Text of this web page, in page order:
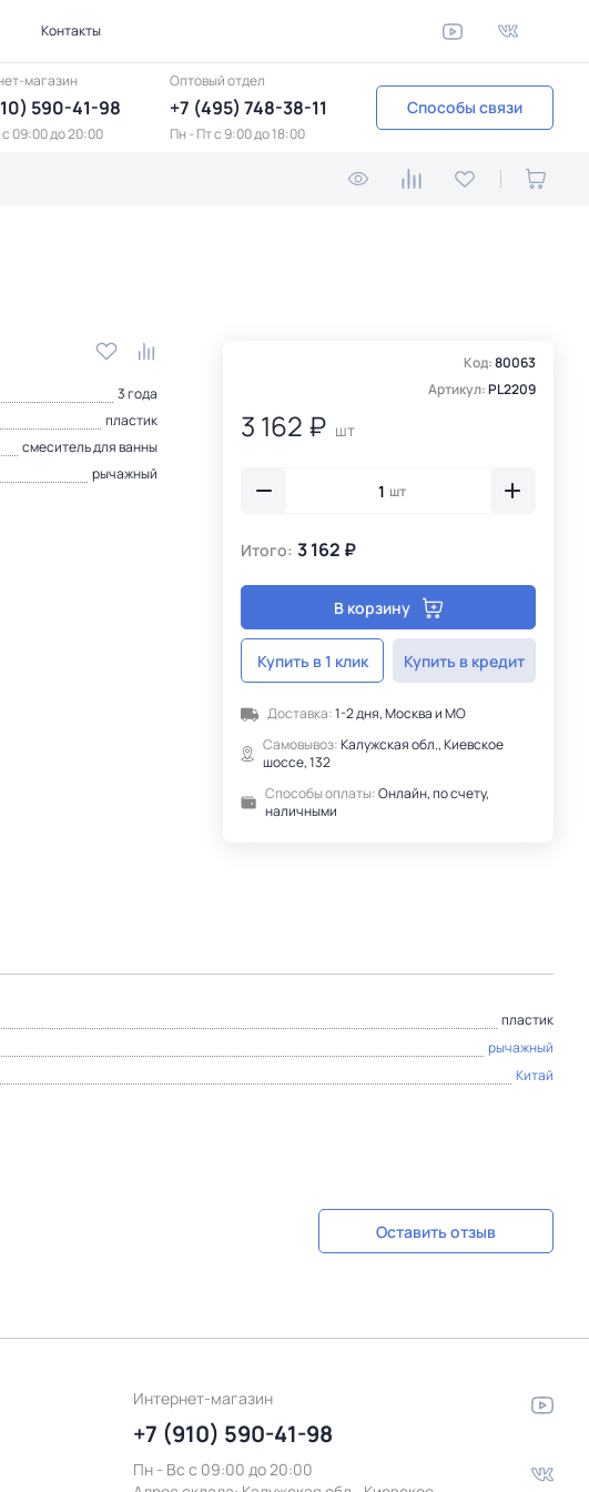
Контакты
магазин
590-41-98
с 09:00 до 20:00
Оптовый отдел
+7 (495) 748-38-11
Пн - Пт c 9:00 до 18:00
Способы связи
3 года
пластик
смеситель для ванны
рычажный
Код:80063
Артикул:PL2209
3 162 ₽ шт
шт
Итого: 3 162 ₽
В корзину
Купить в 1 клик Купить в кредит
Доставка:1-2 дня, Москва и МО
Самовывоз:Калужская обл., Киевское
шоссе, 132
Способы оплаты:Онлайн, по счету,
наличными
пластик
рычажный
Китай
Оставить отзыв
Интернет-магазин
+7 (910) 590-41-98
Пн - Вс с 09:00 до 20:00